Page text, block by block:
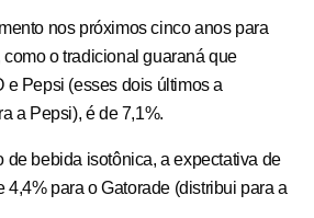
nos próximos cinco anos para
como o tradicional guaraná que
e Pepsi (esses dois últimos a
a Pepsi), é de 7,1%.
de bebida isotônica, a expectativa de
4,4% para o Gatorade (distribui para a